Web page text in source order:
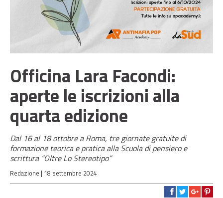
Officina Lara Facondi:
aperte le iscrizioni alla
quarta edizione
Dal 16 al 18 ottobre a Roma, tre giornate gratuite di
formazione teorica e pratica alla Scuola di pensiero e
scrittura “Oltre Lo Stereotipo”
Redazione | 18 settembre 2024